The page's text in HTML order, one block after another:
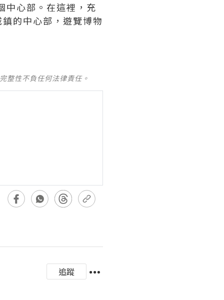
中心部。在這裡，充
的中心部，遊覽博物
整性不負任何法律責任。
追蹤